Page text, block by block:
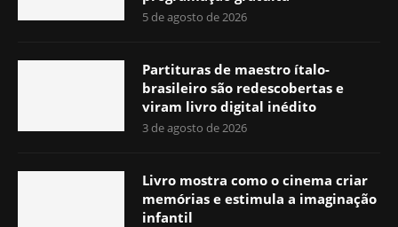
5 de agosto de 2026
Partituras de maestro ítalo-
brasileiro são redescobertas e
viram livro digital inédito
3 de agosto de 2026
Livro mostra como o cinema criar
memórias e estimula a imaginação
infantil